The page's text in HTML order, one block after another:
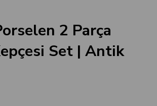
2 Parça
Set | Antik